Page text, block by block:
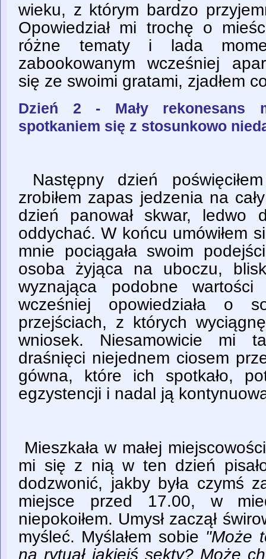
wieku, z którym bardzo
Opowiedział mi trochę o
różne tematy i lada
zabookowanym wcześniej
się ze swoimi gratami, zjadłem
Dzień 2 - Mały rekonesans
spotkaniem się z stosunkowo
Następny dzień
zrobiłem zapas jedzenia na
dzień panował skwar, ledwo
oddychać. W końcu umówiłem
mnie pociągała swoim
osoba żyjąca na uboczu,
wyznająca podobne
wcześniej opowiedziała o
przejściach, z których
wniosek. Niesamowicie mi
draśnięci niejednem ciosem
gówna, które ich spotkało,
egzystencji i nadal ją
Mieszkała w małej
mi się z nią w ten dzień
dodzwonić, jakby była czymś
miejsce przed 17.00, w
niepokoiłem. Umysł zaczął
myśleć. Myślałem sobie "Może
na rytuał jakiejś sekty? Może